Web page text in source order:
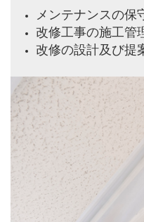
メンテナンスの保
改修工事の施工管
改修の設計及び提